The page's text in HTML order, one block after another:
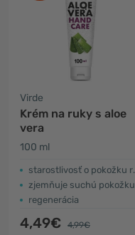
Virde
Krém na ruky s aloe
vera
100 ml
starostlivosť o pokožku rúk
zjemňuje suchú pokožku
regenerácia
4,49€ 4,99€